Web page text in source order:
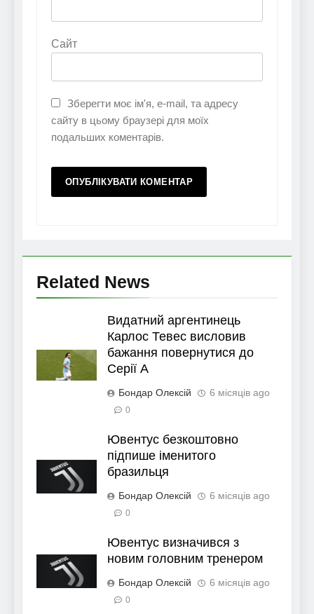
Сайт
Зберегти моє ім'я, e-mail, та адресу
сайту в цьому браузері для моїх
подальших коментарів.
Related News
Видатний аргентинець
Карлос Тевес висловив
бажання повернутися до
Серії А
Бондар Олексій 6 місяців ago
0
Ювентус безкоштовно
підпише іменитого
бразильця
Бондар Олексій 6 місяців ago
0
Ювентус визначився з
новим головним тренером
Бондар Олексій 6 місяців ago
0